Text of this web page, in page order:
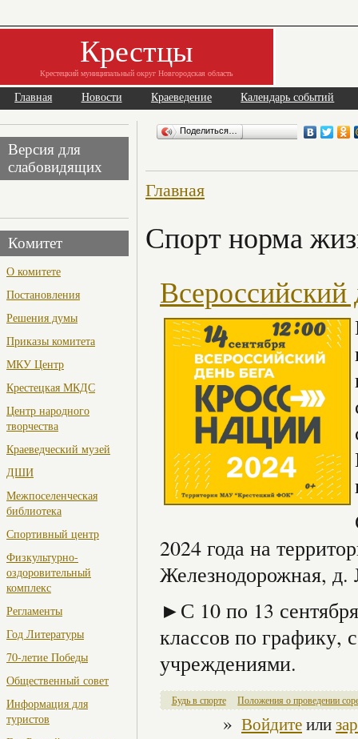
Крестцы
Крестецкий муниципальный округ Новгородская область
Главная Новости Краеведение Календарь событий
Версия для
слабовидящих
Комитет
О комитете
Постановления
Решения думы
Приказы комитета
МКУ Центр
Крестецкая МКДС
Центр народного
творчества
Краеведческий музей
ДШИ
Межпоселенческая
библиотека
Спортивный центр
Физкультурно-
оздоровительный
комплекс
Регламенты
Год Литературы
70-летие Победы
Общественный совет
Информация для
туристов
Поделиться…
Главная
Спорт норма
Всероссийский
2024 года на
Железнодорожная,
►С 10 по 13
классов по графику,
учреждениями.
Будь в спорте Положения о проведении
» Войдитеили